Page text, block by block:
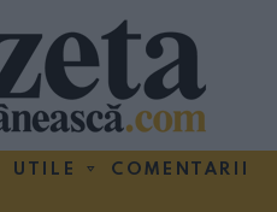
UTILE COMENTARII